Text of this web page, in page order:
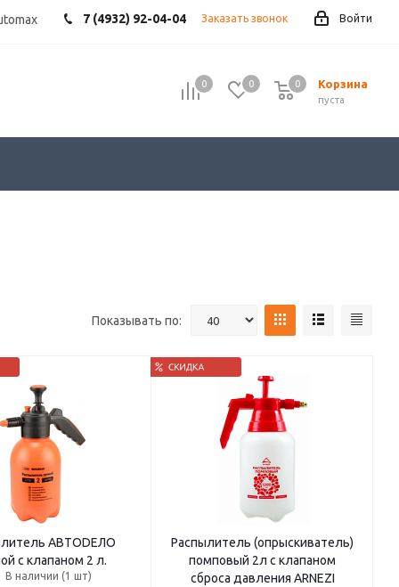
Войти
7 (4932) 92-04-04 Заказать звонок
0 0 Корзина
пуста
0
Показывать по:
АВТОDЕЛО
с клапаном 2 л.
В наличии (1 шт)
Распылитель (опрыскиватель)
помповый 2л с клапаном
сброса давления ARNEZI